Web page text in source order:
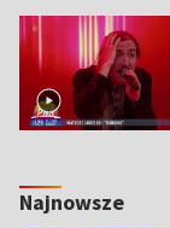
Najnowsze